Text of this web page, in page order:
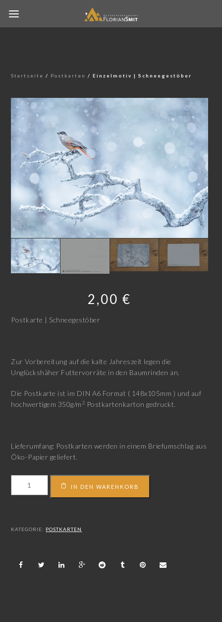
Startseite / Postkarten / Einzelmotiv | Schneegestöber
2,00 €
Postkarte | Schneegestöber
Zur Vorbereitung auf die kalte Jahreszeit legen die
Unglückshäher Futtervorräte in den Baumrinden an.
Die Postkarte ist im DIN A6 Format ( 148x105mm ) und auf
hochwertigem 350g/m 2 Postkartenkarton gedruckt.
Lieferumfang: Postkarten werden in einem Briefumschlag aus
Öko-Papier geliefert.
IN DEN WARENKORB
KATEGORIE: POSTKARTEN